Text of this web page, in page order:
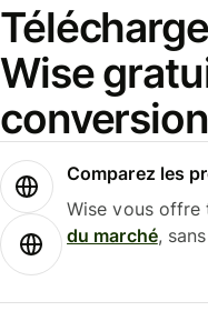
Wise
Comparez les
Wise vous
du marché,